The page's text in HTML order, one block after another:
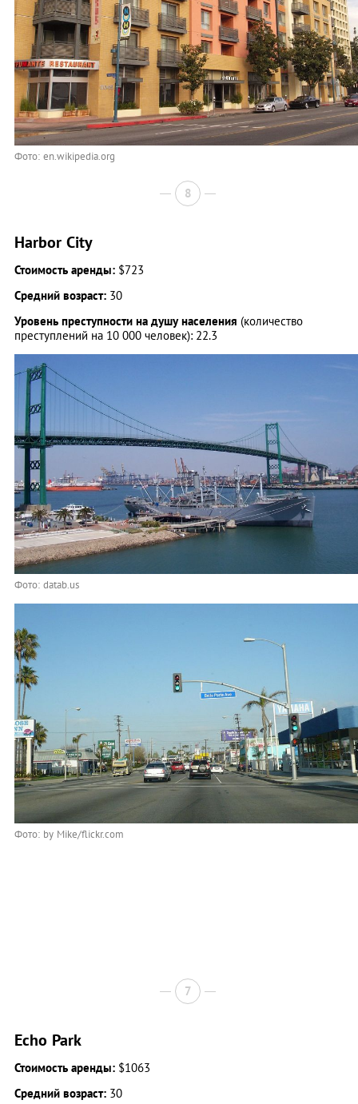
Фото: en.wikipedia.org
8
Harbor City
Стоимость аренды: $723
Средний возраст: 30
Уровень преступности на душу населения (количество
преступлений на 10 000 человек): 22.3
Фото: datab.us
Фото: by Mike/flickr.com
7
Echo Park
Стоимость аренды: $1063
Средний возраст: 30